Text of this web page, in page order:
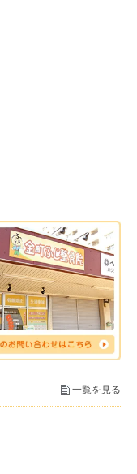
一覧を見る